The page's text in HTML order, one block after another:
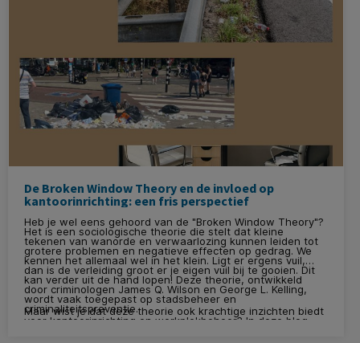
De Broken Window Theory en de invloed op
kantoorinrichting: een fris perspectief
Heb je wel eens gehoord van de "Broken Window Theory"?
Het is een sociologische theorie die stelt dat kleine
tekenen van wanorde en verwaarlozing kunnen leiden tot
grotere problemen en negatieve effecten op gedrag. We
kennen het allemaal wel in het klein. Ligt er ergens vuil,
dan is de verleiding groot er je eigen vuil bij te gooien. Dit
kan verder uit de hand lopen! Deze theorie, ontwikkeld
door criminologen James Q. Wilson en George L. Kelling,
wordt vaak toegepast op stadsbeheer en
criminaliteitspreventie.
Maar wist je dat deze theorie ook krachtige inzichten biedt
voor kantoorinrichting en werkplekbeheer? In deze blog